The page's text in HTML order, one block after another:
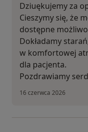
Dziuękujemy za
Cieszymy się, że
dostępne
Dokładamy
w komfortowej
dla pacjenta.
Pozdrawiamy
16 czerwca 2026